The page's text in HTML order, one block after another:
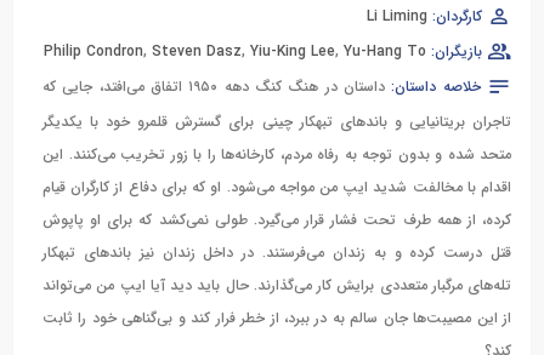
کارگردان: Li Liming
بازیگران:
Philip Condron, Steven Dasz, Yiu-King Lee, Yu-Hang To
خلاصه داستان:
داستان در هنگ کنگ دهه ۱۹۵۰ اتفاق می‌افتد، جایی که
تاجران بریتانیایی و باندهای تبهکار چینی برای گسترش قلمرو خود با یکدیگر
متحد شده و بدون توجه به رفاه مردم، کارخانه‌ها را با زور تخریب می‌کنند. این
اقدام با مخالفت شدید ایپ من مواجه می‌شود. او که برای دفاع از کارگران قیام
کرده، از همه طرف تحت فشار قرار می‌گیرد. طولی نمی‌کشد که برای او پاپوش
قتل درست کرده و به زندان می‌فرستند. در داخل زندان نیز باندهای تبهکار
تله‌های مرگبار متعددی برایش کار می‌گذارند. حال باید دید آیا ایپ من می‌تواند
از این مصیبت‌ها جان سالم به در ببرد، از خطر فرار کند و بی‌گناهی خود را ثابت